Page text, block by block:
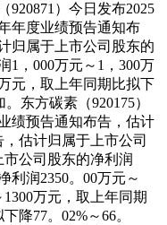
920871）今日发布2025
年度业绩预告通知布
归属于上市公司股东的
1，000万元～1，300万
元，取上年同期比拟下
东方碳素（920175）
绩预告通知布告，估计
估计归属于上市公司
市公司股东的净利润
利润2350。00万元～
万元，取上年同期
降77。02%～66。